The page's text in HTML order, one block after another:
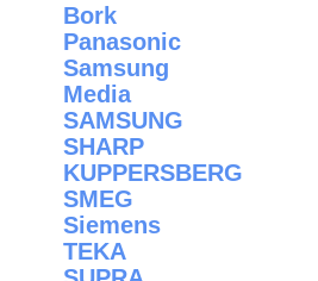
Bork
Panasonic
Samsung
Media
SAMSUNG
SHARP
KUPPERSBERG
SMEG
Siemens
TEKA